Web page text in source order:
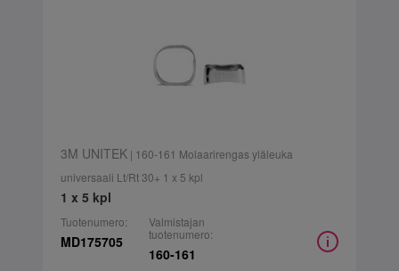
3M UNITEK| 160-161 Molaarirengas yläleuka
universaali Lt/Rt 30+ 1 x 5 kpl
1 x 5 kpl
Tuotenumero:
MD175705
Valmistajan
tuotenumero:
160-161